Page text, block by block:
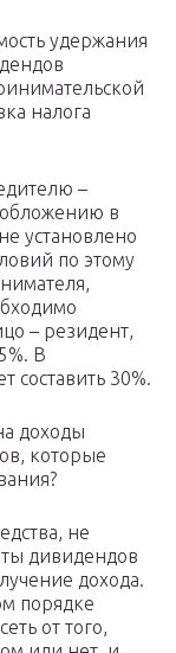
удержания
налога
–
в
установлено
по этому
– резидент,
В
составить 30%.
доходы
которые
не
дивидендов
дохода.
порядке
от того,